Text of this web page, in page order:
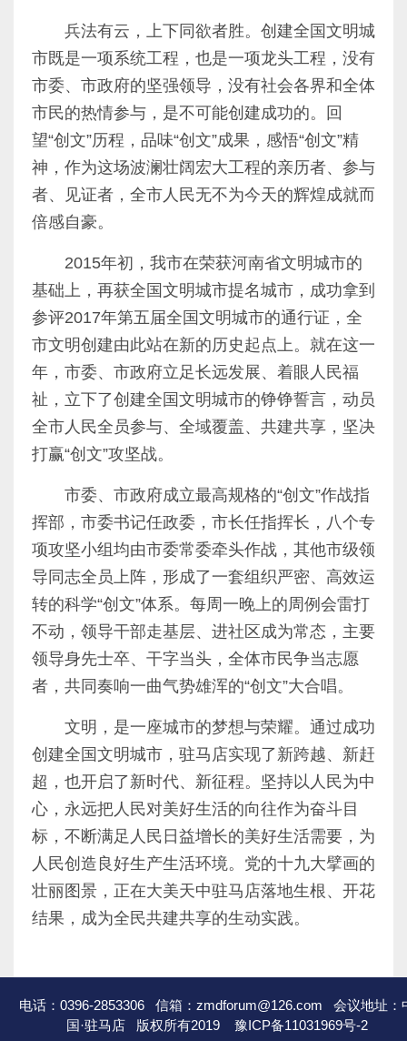
兵法有云，上下同欲者胜。创建全国文明城
市既是一项系统工程，也是一项龙头工程，没有
市委、市政府的坚强领导，没有社会各界和全体
市民的热情参与，是不可能创建成功的。回
望“创文”历程，品味“创文”成果，感悟“创文”精
神，作为这场波澜壮阔宏大工程的亲历者、参与
者、见证者，全市人民无不为今天的辉煌成就而
倍感自豪。
2015年初，我市在荣获河南省文明城市的
基础上，再获全国文明城市提名城市，成功拿到
参评2017年第五届全国文明城市的通行证，全
市文明创建由此站在新的历史起点上。就在这一
年，市委、市政府立足长远发展、着眼人民福
祉，立下了创建全国文明城市的铮铮誓言，动员
全市人民全员参与、全域覆盖、共建共享，坚决
打赢“创文”攻坚战。
市委、市政府成立最高规格的“创文”作战指
挥部，市委书记任政委，市长任指挥长，八个专
项攻坚小组均由市委常委牵头作战，其他市级领
导同志全员上阵，形成了一套组织严密、高效运
转的科学“创文”体系。每周一晚上的周例会雷打
不动，领导干部走基层、进社区成为常态，主要
领导身先士卒、干字当头，全体市民争当志愿
者，共同奏响一曲气势雄浑的“创文”大合唱。
文明，是一座城市的梦想与荣耀。通过成功
创建全国文明城市，驻马店实现了新跨越、新赶
超，也开启了新时代、新征程。坚持以人民为中
心，永远把人民对美好生活的向往作为奋斗目
标，不断满足人民日益增长的美好生活需要，为
人民创造良好生产生活环境。党的十九大擘画的
壮丽图景，正在大美天中驻马店落地生根、开花
结果，成为全民共建共享的生动实践。
电话：0396-2853306 信箱：zmdforum@126.com 会议地址：
国·驻马店 版权所有2019 豫ICP备11031969号-2